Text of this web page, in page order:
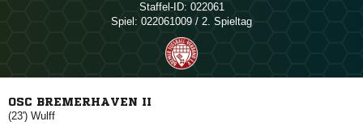
Staffel-ID: 022061
Spiel: 022061009 / 2. Spieltag
OSC BREMERHAVEN II
(23') 